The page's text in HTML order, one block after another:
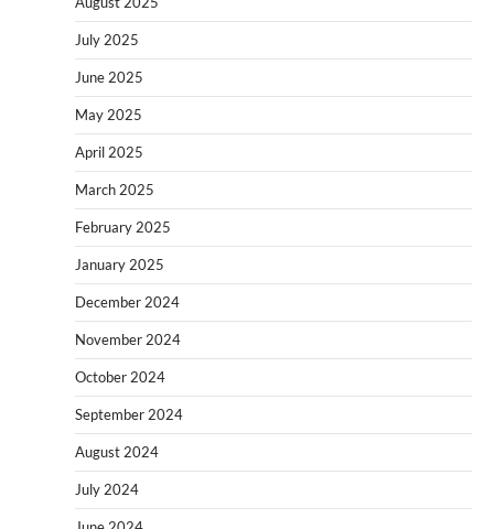
July 2025
June 2025
May 2025
April 2025
March 2025
February 2025
January 2025
December 2024
November 2024
October 2024
September 2024
August 2024
July 2024